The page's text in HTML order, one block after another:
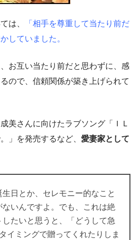
は、
「相手を尊重して当たり前だ
していました。
お互い当たり前だと思わずに、感
ので、信頼関係が築き上げられて
美さんに向けたラブソング「ＩＬ
」を発売するなど、 愛妻家として
日とか、セレモニー的なこと
いんですよ。でも、これは絶
たいと思うと、「どうして急
イミングで贈ってくれたりしま